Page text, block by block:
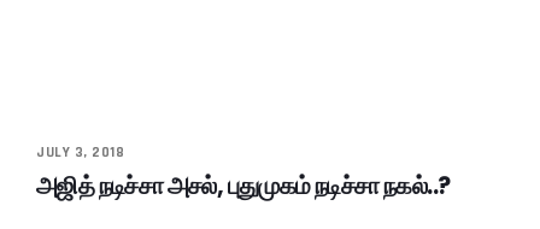
JULY 3, 2018
அஜித் நடிச்சா அசல், புதுமுகம் நடிச்சா நகல்..?